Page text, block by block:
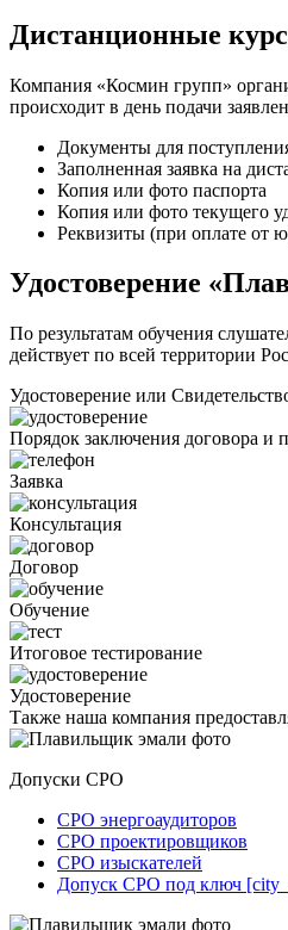
Дистанционные
Компания «Космин групп»
происходит в день подачи
Документы для
Заполненная заявка на
Копия или фото паспорта
Копия или фото текущего
Реквизиты (при оплате от
Удостоверение
По результатам обучения
действует по всей территории
Удостоверение или
Порядок заключения договора и
Заявка
Консультация
Договор
Обучение
Итоговое тестирование
Удостоверение
Также наша компания
Допуски СРО
СРО энергоаудиторов
СРО проектировщиков
СРО изыскателей
Допуск СРО под ключ